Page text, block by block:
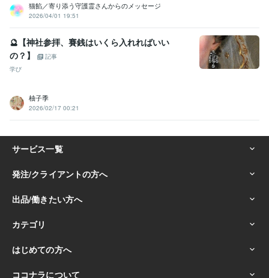
猫餡／寄り添う守護霊さんからのメッセージ
2026/04/01 19:51
🔮【神社参拝、賽銭はいくら入れればいい
の？】
記事
学び
柚子季
2026/02/17 00:21